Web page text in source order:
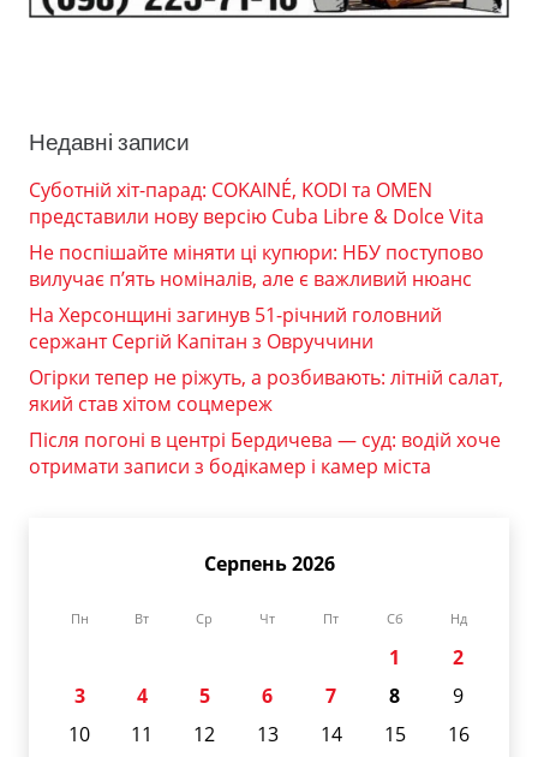
Недавні записи
Суботній хіт-парад: COKAINÉ, KODI та OMEN
представили нову версію Cuba Libre & Dolce Vita
Не поспішайте міняти ці купюри: НБУ поступово
вилучає п’ять номіналів, але є важливий нюанс
На Херсонщині загинув 51-річний головний
сержант Сергій Капітан з Овруччини
Огірки тепер не ріжуть, а розбивають: літній салат,
який став хітом соцмереж
Після погоні в центрі Бердичева — суд: водій хоче
отримати записи з бодікамер і камер міста
Серпень 2026
Пн Вт Ср Чт Пт Сб Нд
1
2
3
4 5 6 7 8
9
10
11 12 13 14 15
16